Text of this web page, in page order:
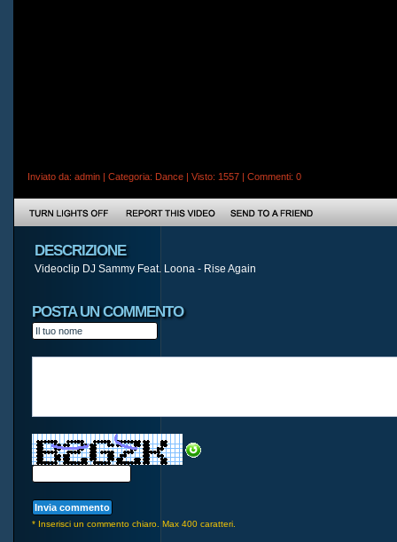
Inviato da: admin | Categoria: Dance | Visto: 1557 | Commenti: 0
DESCRIZIONE
Videoclip DJ Sammy Feat. Loona - Rise Again
POSTA UN COMMENTO
* Inserisci un commento chiaro. Max 400 caratteri.